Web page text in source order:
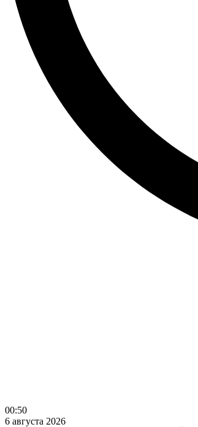
00:50
6 августа 2026